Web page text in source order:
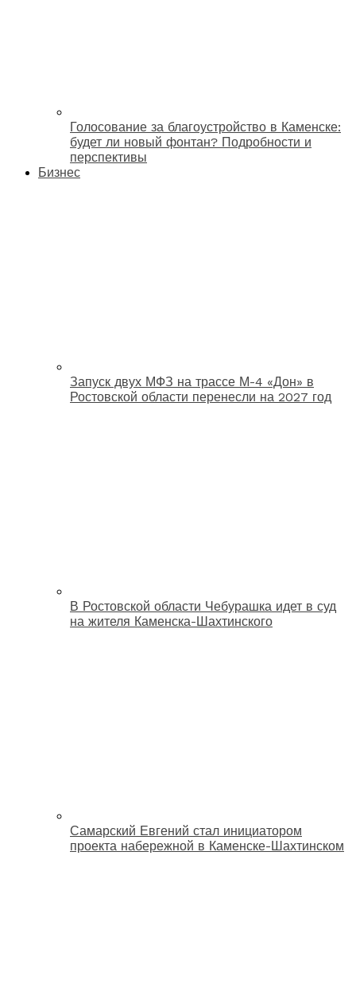
Голосование за благоустройство в Каменске:
будет ли новый фонтан? Подробности и
перспективы
Бизнес
Запуск двух МФЗ на трассе М-4 «Дон» в
Ростовской области перенесли на 2027 год
В Ростовской области Чебурашка идет в суд
на жителя Каменска-Шахтинского
Самарский Евгений стал инициатором
проекта набережной в Каменске-Шахтинском